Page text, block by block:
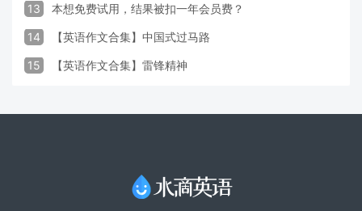
13 本想免费试用，结果被扣一年会员费？
14 【英语作文合集】中国式过马路
15 【英语作文合集】雷锋精神